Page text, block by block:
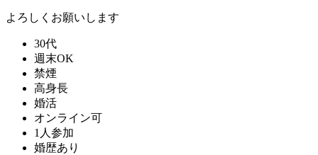
よろしくお願いします
30代
週末OK
禁煙
高身長
婚活
オンライン可
1人参加
婚歴あり